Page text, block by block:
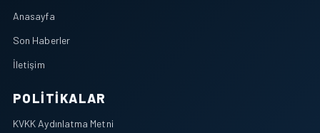
Anasayfa
Son Haberler
İletişim
POLITIKALAR
KVKK Aydınlatma Metni